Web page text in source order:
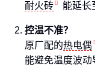
耐火砖
能延长
控温不准？
原厂配的热电偶
能避免温度波动